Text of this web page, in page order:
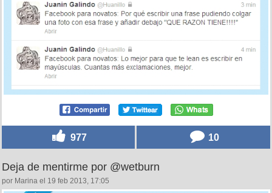
977 10
Deja de mentirme por @wetburn
por Marina el 19 feb 2013, 17:05